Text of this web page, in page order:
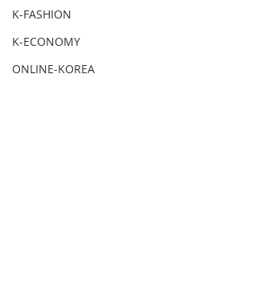
K-FASHION
K-ECONOMY
ONLINE-KOREA